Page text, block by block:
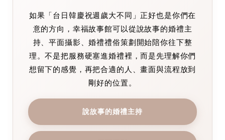
如果「台日韓慶祝週歲大不同」正好也是你們在
意的方向，幸福故事館可以從說故事的婚禮主
持、平面攝影、婚禮禮俗策劃開始陪你往下整
理。不是把服務硬塞進婚禮裡，而是先理解你們
想留下的感覺，再把合適的人、畫面與流程放到
剛好的位置。
說故事的婚禮主持